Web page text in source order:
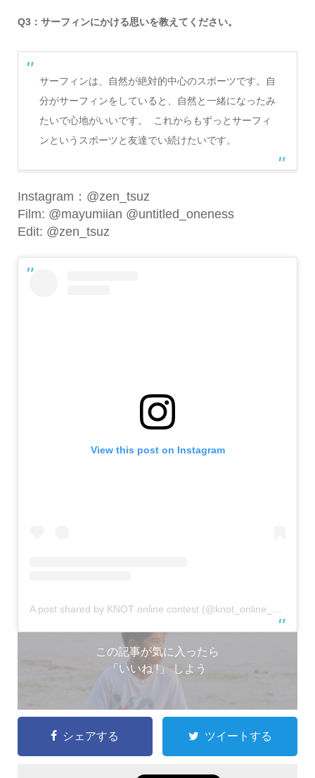
Q3：サーフィンにかける思いを教えてください。
サーフィンは、自然が絶対的中心のスポーツです。自
分がサーフィンをしていると、自然と一緒になったみ
たいで心地がいいです。 これからもずっとサーフィ
ンというスポーツと友達でい続けたいです。
Instagram：@zen_tsuz
Film: @mayumiian @untitled_oneness
Edit: @zen_tsuz
View this post on Instagram
この記事が気に入ったら
「いいね !」 しよう
シェアする ツイートする